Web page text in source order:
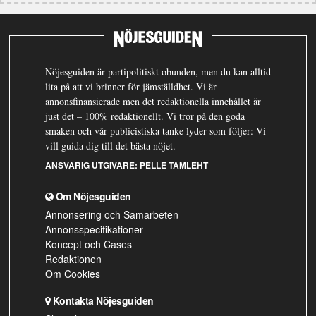
Nöjesguiden är partipolitiskt obunden, men du kan alltid
lita på att vi brinner för jämställdhet. Vi är
annonsfinansierade men det redaktionella innehållet är
just det – 100% redaktionellt. Vi tror på den goda
smaken och vår publicistiska tanke lyder som följer: Vi
vill guida dig till det bästa nöjet.
ANSVARIG UTGIVARE: PELLE TAMLEHT
Om Nöjesguiden
Annonsering och Samarbeten
Annonsspecifikationer
Koncept och Cases
Redaktionen
Om Cookies
Kontakta Nöjesguiden